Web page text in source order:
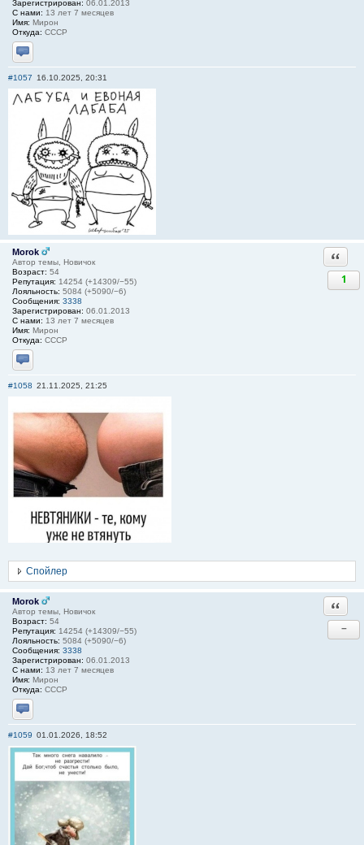
Зарегистрирован: 06.01.2013
С нами: 13 лет 7 месяцев
Имя: Мирон
Откуда: СССР
Отправить личное сообщение
#1057 16.10.2025, 20:31
Morok
Автор темы, Новичок
Возраст: 54
Репутация: 14254 (+14309/−55)
Лояльность: 5084 (+5090/−6)
Сообщения: 3338
Зарегистрирован: 06.01.2013
С нами: 13 лет 7 месяцев
Имя: Мирон
Откуда: СССР
Отправить личное сообщение
1
#1058 21.11.2025, 21:25
Спойлер
Morok
Автор темы, Новичок
Возраст: 54
Репутация: 14254 (+14309/−55)
Лояльность: 5084 (+5090/−6)
Сообщения: 3338
Зарегистрирован: 06.01.2013
С нами: 13 лет 7 месяцев
Имя: Мирон
Откуда: СССР
Отправить личное сообщение
−
#1059 01.01.2026, 18:52